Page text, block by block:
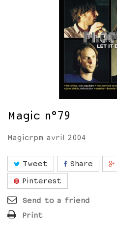
Magic n°79
Magicrpm avril 2004
Tweet Share
Pinterest
Send to a friend
Print